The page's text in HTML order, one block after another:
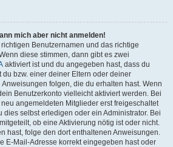
mich aber nicht anmelden!
Benutzernamen und das richtige
diese stimmen, dann gibt es zwei
aktiviert ist und du angegeben hast, dass du
du bzw. einer deiner Eltern oder deiner
folgen, die du erhalten hast. Wenn
Benutzerkonto vielleicht aktiviert werden. Bei
angemeldeten Mitglieder erst freigeschaltet
dies selbst erledigen oder ein Administrator. Bei
ob eine Aktivierung nötig ist oder nicht.
hast, folge den dort enthaltenen Anweisungen.
E-Mail-Adresse korrekt eingegeben hast oder